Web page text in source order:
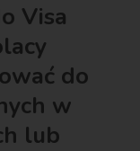
Visa
do
w
lub